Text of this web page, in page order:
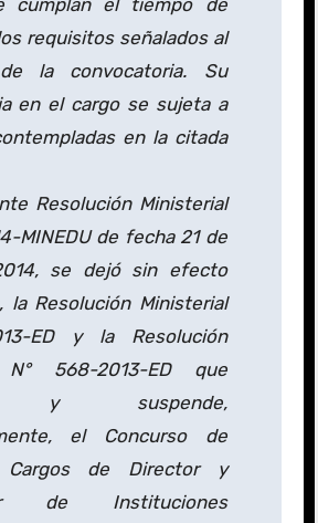
cumplan el tiempo de
requisitos señalados al
la convocatoria. Su
en el cargo se sujeta a
en la citada
Resolución Ministerial
MINEDU de fecha 21 de
se dejó sin efecto
la Resolución Ministerial
ED y la Resolución
N° 568-2013-ED que
y suspende,
el Concurso de
de Director y
de Instituciones